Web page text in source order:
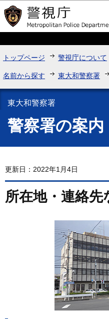
このページ
トップページ 警視庁について
名前から探す 東大和警察署
東大和警察署
警察署の案内
更新日：2022年1月4日
所在地・連絡先